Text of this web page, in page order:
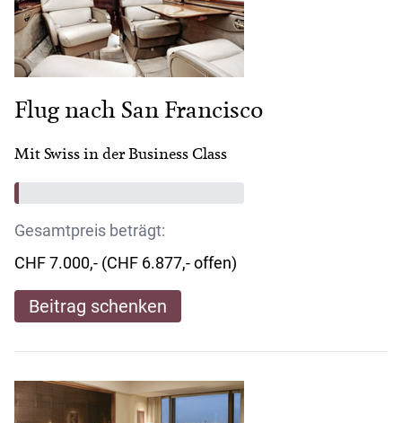
Flug nach San Francisco
Mit Swiss in der Business Class
Gesamtpreis beträgt:
CHF 7.000,- (CHF 6.877,- offen)
Beitrag schenken